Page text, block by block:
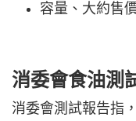
容量、大約售
消委會食油測
消委會測試報告指